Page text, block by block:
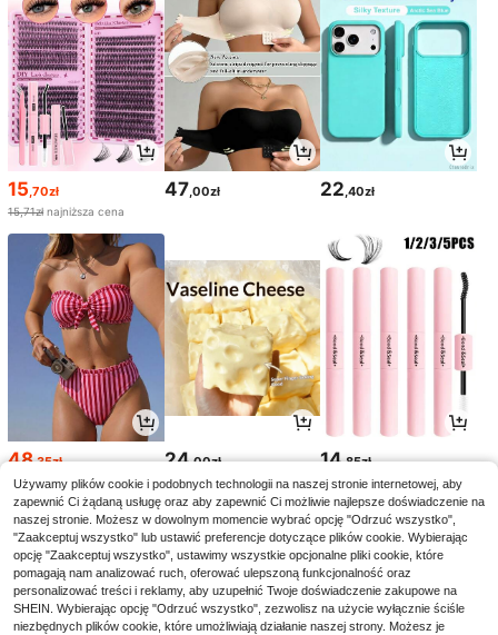
15,70zł
15,71zł najniższa cena
47,00zł 22,40zł
48,35zł
48,51zł najniższa cena
24,00zł 14,85zł
Używamy plików cookie i podobnych technologii na naszej stronie internetowej, aby
zapewnić Ci żądaną usługę oraz aby zapewnić Ci możliwie najlepsze doświadczenie na
naszej stronie. Możesz w dowolnym momencie wybrać opcję "Odrzuć wszystko",
"Zaakceptuj wszystko" lub ustawić preferencje dotyczące plików cookie. Wybierając
opcję "Zaakceptuj wszystko", ustawimy wszystkie opcjonalne pliki cookie, które
pomagają nam analizować ruch, oferować ulepszoną funkcjonalność oraz
personalizować treści i reklamy, aby uzupełnić Twoje doświadczenie zakupowe na
SHEIN. Wybierając opcję "Odrzuć wszystko", zezwolisz na użycie wyłącznie ściśle
niezbędnych plików cookie, które umożliwiają działanie naszej strony. Możesz je